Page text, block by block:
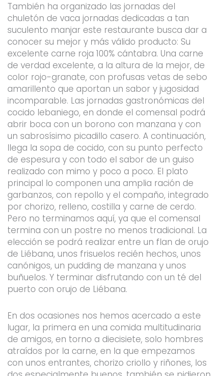
También ha organizado las jornadas del
chuletón de vaca jornadas dedicadas a tan
suculento manjar este restaurante busca dar a
conocer su mejor y más válido producto: Su
excelente carne roja 100% cántabra. Una carne
de verdad excelente, a la altura de la mejor, de
color rojo-granate, con profusas vetas de sebo
amarillento que aportan un sabor y jugosidad
incomparable. Las jornadas gastronómicas del
cocido lebaniego, en donde el comensal podrá
abrir boca con un borono con manzana y con
un sabrosísimo picadillo casero. A continuación,
llega la sopa de cocido, con su punto perfecto
de espesura y con todo el sabor de un guiso
realizado con mimo y poco a poco. El plato
principal lo componen una amplia ración de
garbanzos, con repollo y el compaño, integrado
por chorizo, relleno, costilla y carne de cerdo.
Pero no terminamos aquí, ya que el comensal
termina con un postre no menos tradicional. La
elección se podrá realizar entre un flan de orujo
de Liébana, unos frisuelos recién hechos, unos
canónigos, un pudding de manzana y unos
buñuelos. Y terminar disfrutando con un té del
puerto con orujo de Liébana.
En dos ocasiones nos hemos acercado a este
lugar, la primera en una comida multitudinaria
de amigos, en torno a diecisiete, solo hombres
atraídos por la carne, en la que empezamos
con unos entrantes, chorizo criollo y riñones, los